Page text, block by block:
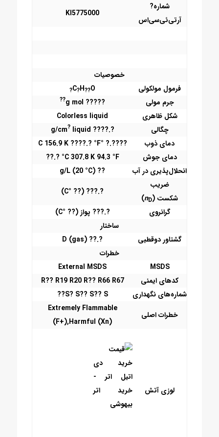
شماره?
آرتی‌ئی‌سی‌اس
KI5775000
خصوصیات
فرمول مولکولی
C?H??O
?
جرم مولی ????? g mol
??
شکل ظاهری
Colorless liquid
چگالی
?.???? g/cm
?liquid
دمای ذوب
????.? °C 156.9 K ????.? °F
دمای جوش
‎??.? °C 307.8 K 94.3 °F
انحلال‌پذیری در آب
?? g/L (20 °C)
ضریب
شکست ( nD
)
?.??? (?? °C)
گرانروی
?.??? پواز (?? °C)
ساختار
گشتاور دوقطبی
?.?? D (gas)
خطرات
MSDS
External MSDS
کدهای ایمنی
R?? R19 R20 R?? R66 R67
شماره‌های نگهداری
S? S?? S?? S??
خطرات اصلی
Extremely Flammable
(F+),Harmful (Xn)
لوزی آتش